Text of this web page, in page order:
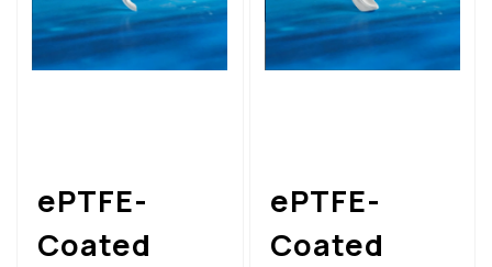
Calf İmplantları
Nasal İmplantlar
ePTFE-
Coated
ePTFE-
Coated